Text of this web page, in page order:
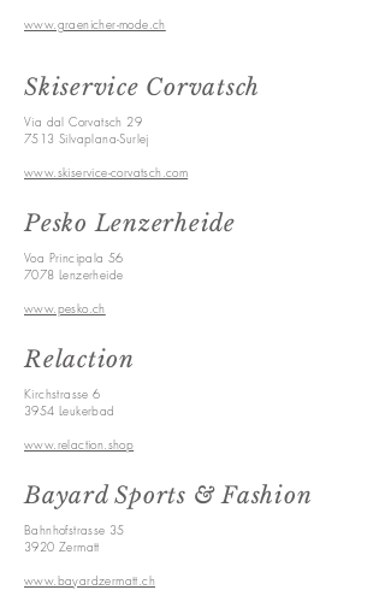
Skiservice Corvatsch
Via dal Corvatsch 29
7513 Silvaplana-Surlej
www.skiservice-corvatsch.com
Pesko Lenzerheide
Voa Principala 56
7078 Lenzerheide
www.pesko.ch
Bayard Sports & Fashion
Bahnhofstrasse 35
3920 Zermatt
www.bayardzermatt.ch
www.graenicher-mode.ch
Relaction
Kirchstrasse 6
3954 Leukerbad
www.relaction.shop